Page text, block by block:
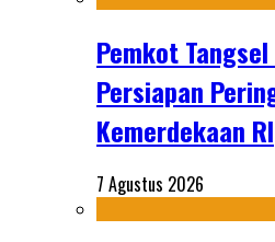
Pemkot
Persiapan
Kemerdekaan RI
7 Agustus 2026